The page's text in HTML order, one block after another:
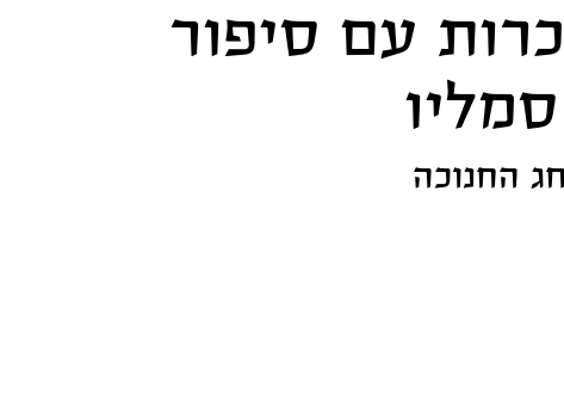
עם סיפור
החנוכה